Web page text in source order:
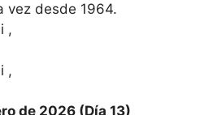
vez desde 1964.
,
,
de 2026 (Día 13)